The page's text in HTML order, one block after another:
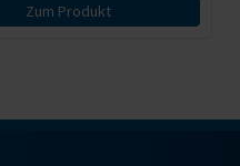
Zum Produkt